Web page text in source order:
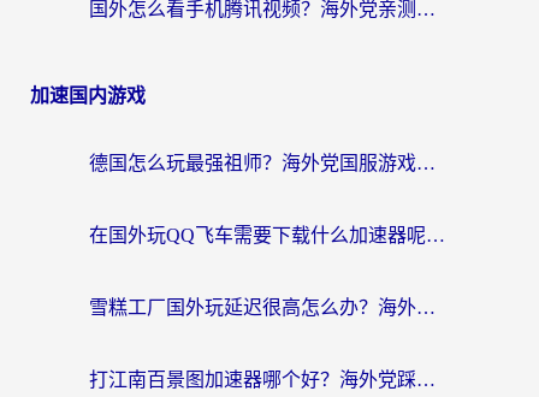
国外怎么看手机腾讯视频？海外党亲测有效的追剧加速器选择指南
加速国内游戏
德国怎么玩最强祖师？海外党国服游戏加速器选择全攻略（附宝可梦Online实测）
在国外玩QQ飞车需要下载什么加速器呢？海外党亲测有效的国服游戏加速指南
雪糕工厂国外玩延迟很高怎么办？海外玩家国服游戏加速终极攻略（附实测推荐）
打江南百景图加速器哪个好？海外党踩坑N次后，终于找到不卡的秘诀